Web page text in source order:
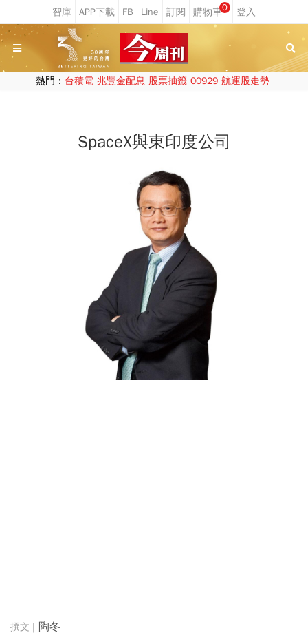
0
熱門： 台積電 兆豐金配息 股票抽籤 00929 航運股走勢
SpaceX與東印度公司
陶冬